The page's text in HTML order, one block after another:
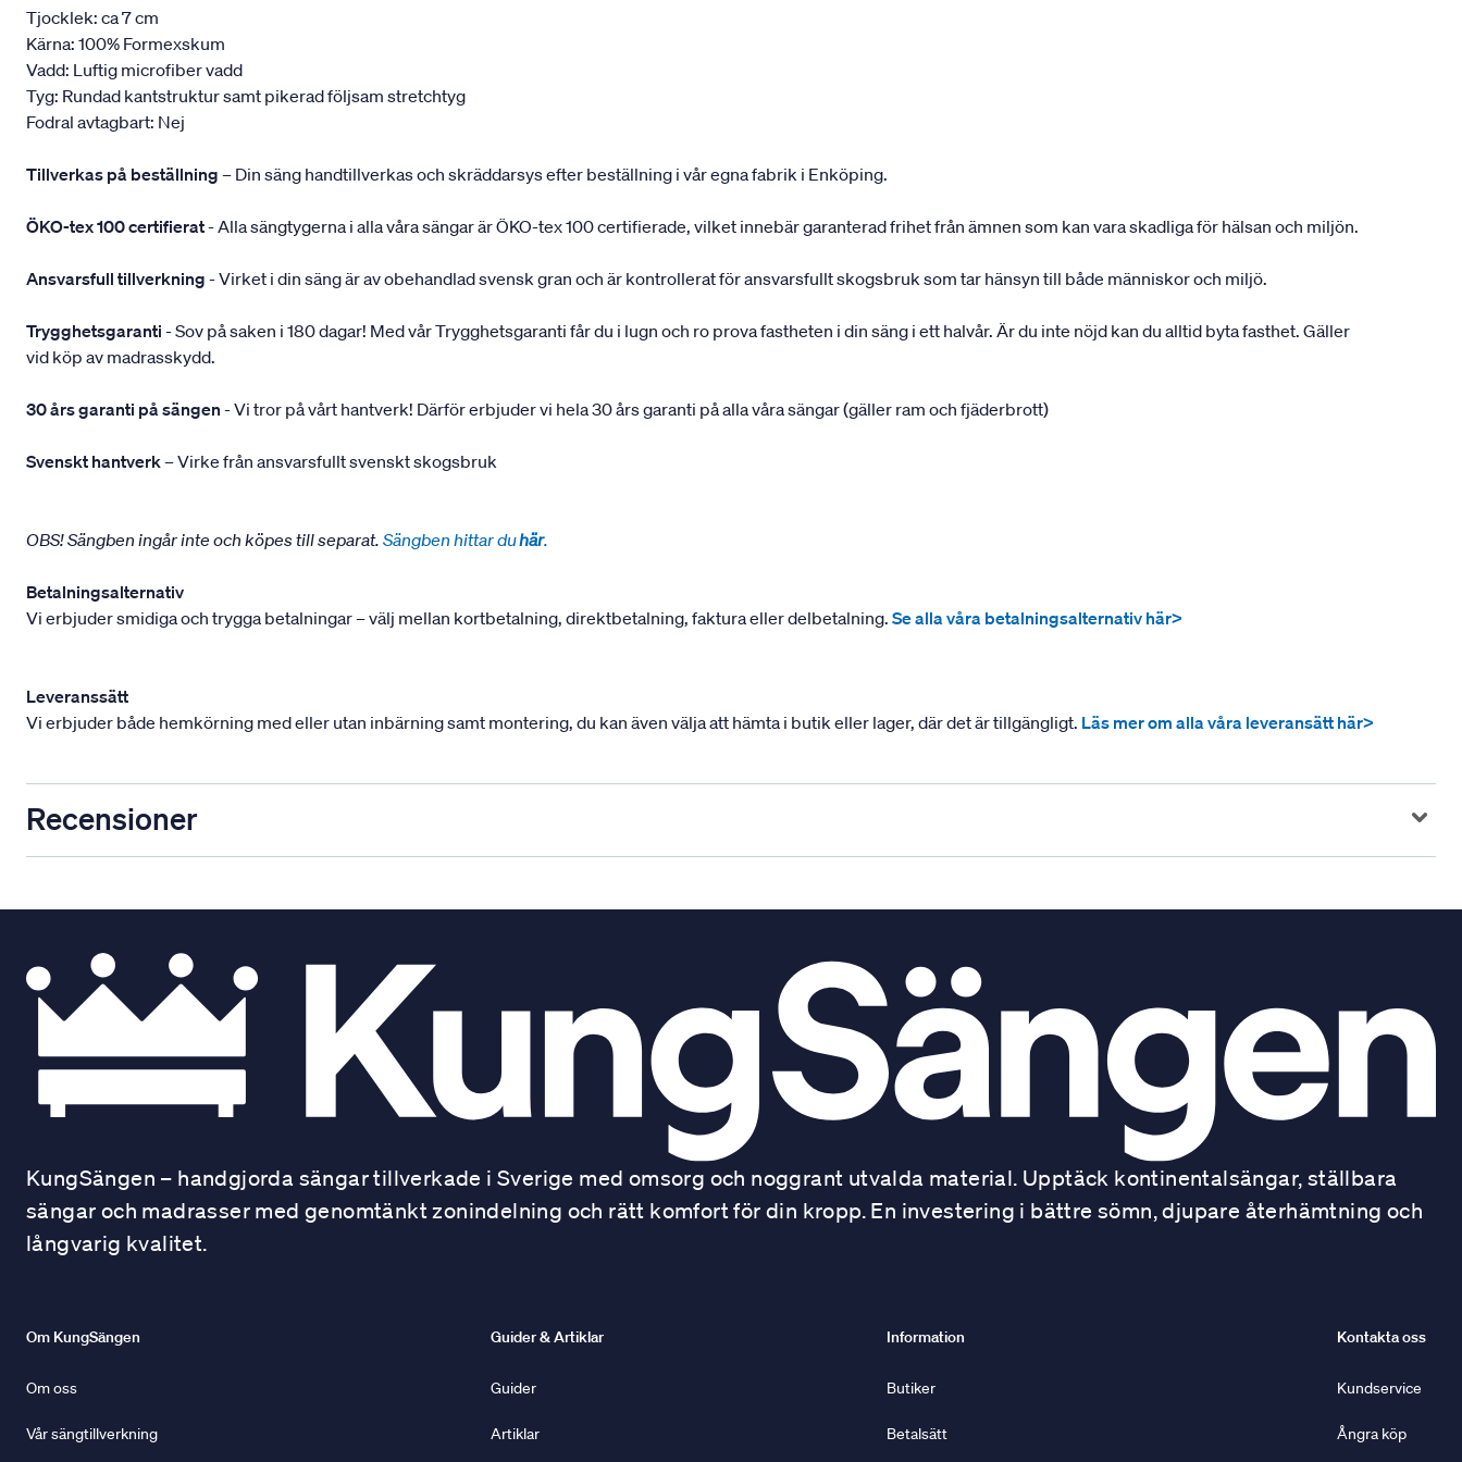
Tjocklek: ca 7 cm
Kärna: 100% Formexskum
Vadd: Luftig microfiber vadd
Tyg: Rundad kantstruktur samt pikerad följsam stretchtyg
Fodral avtagbart: Nej
Tillverkas på beställning – Din säng handtillverkas och skräddarsys efter beställning i vår egna fabrik i Enköping.
ÖKO-tex 100 certifierat- Alla sängtygerna i alla våra sängar är ÖKO-tex 100 certifierade, vilket innebär garanterad frihet från ämnen som kan vara skadliga för hälsan och miljön.
Ansvarsfull tillverkning - Virket i din säng är av obehandlad svensk gran och är kontrollerat för ansvarsfullt skogsbruk som tar hänsyn till både människor och miljö.
Trygghetsgaranti - Sov på saken i 180 dagar! Med vår Trygghetsgaranti får du i lugn och ro prova fastheten i din säng i ett halvår. Är du inte nöjd kan du alltid byta fasthet. Gäller
vid köp av madrasskydd.
30 års garanti på sängen - Vi tror på vårt hantverk! Därför erbjuder vi hela 30 års garanti på alla våra sängar (gäller ram och fjäderbrott)
Svenskt hantverk– Virke från ansvarsfullt svenskt skogsbruk
OBS! Sängben ingår inte och köpes till separat. Sängben hittar duhär.
Betalningsalternativ
Vi erbjuder smidiga och trygga betalningar – välj mellan kortbetalning, direktbetalning, faktura eller delbetalning. Se alla våra betalningsalternativ här>
Leveranssätt
Vi erbjuder både hemkörning med eller utan inbärning samt montering, du kan även välja att hämta i butik eller lager, där det är tillgängligt. Läs mer om alla våra leveransätt här>
Recensioner
KungSängen – handgjorda sängar tillverkade i Sverige med omsorg och noggrant utvalda material. Upptäck kontinentalsängar, ställbara
sängar och madrasser med genomtänkt zonindelning och rätt komfort för din kropp. En investering i bättre sömn, djupare återhämtning och
långvarig kvalitet.
Om KungSängen
Om oss
Vår sängtillverkning
Guider & Artiklar
Guider
Artiklar
Information
Butiker
Betalsätt
Kontakta oss
Kundservice
Ångra köp